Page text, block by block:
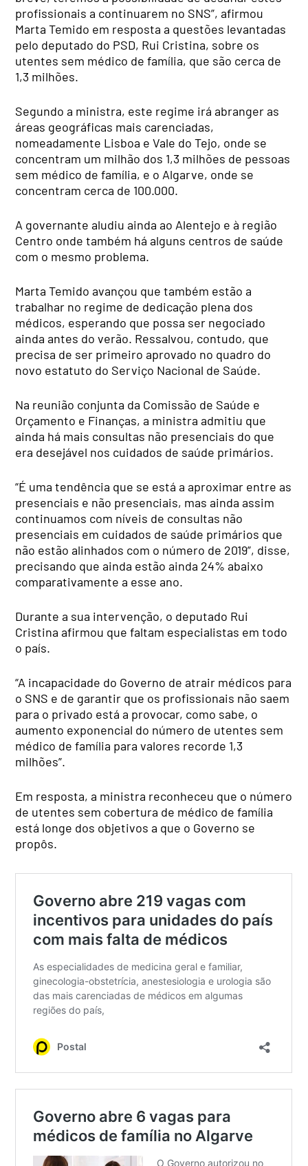
profissionais a continuarem no SNS”, afirmou
Marta Temido em resposta a questões levantadas
pelo deputado do PSD, Rui Cristina, sobre os
utentes sem médico de família, que são cerca de
1,3 milhões.
Segundo a ministra, este regime irá abranger as
áreas geográficas mais carenciadas,
nomeadamente Lisboa e Vale do Tejo, onde se
concentram um milhão dos 1,3 milhões de pessoas
sem médico de família, e o Algarve, onde se
concentram cerca de 100.000.
A governante aludiu ainda ao Alentejo e à região
Centro onde também há alguns centros de saúde
com o mesmo problema.
Marta Temido avançou que também estão a
trabalhar no regime de dedicação plena dos
médicos, esperando que possa ser negociado
ainda antes do verão. Ressalvou, contudo, que
precisa de ser primeiro aprovado no quadro do
novo estatuto do Serviço Nacional de Saúde.
Na reunião conjunta da Comissão de Saúde e
Orçamento e Finanças, a ministra admitiu que
ainda há mais consultas não presenciais do que
era desejável nos cuidados de saúde primários.
“É uma tendência que se está a aproximar entre as
presenciais e não presenciais, mas ainda assim
continuamos com níveis de consultas não
presenciais em cuidados de saúde primários que
não estão alinhados com o número de 2019”, disse,
precisando que ainda estão ainda 24% abaixo
comparativamente a esse ano.
Durante a sua intervenção, o deputado Rui
Cristina afirmou que faltam especialistas em todo
o país.
“A incapacidade do Governo de atrair médicos para
o SNS e de garantir que os profissionais não saem
para o privado está a provocar, como sabe, o
aumento exponencial do número de utentes sem
médico de família para valores recorde 1,3
milhões”.
Em resposta, a ministra reconheceu que o número
de utentes sem cobertura de médico de família
está longe dos objetivos a que o Governo se
propôs.